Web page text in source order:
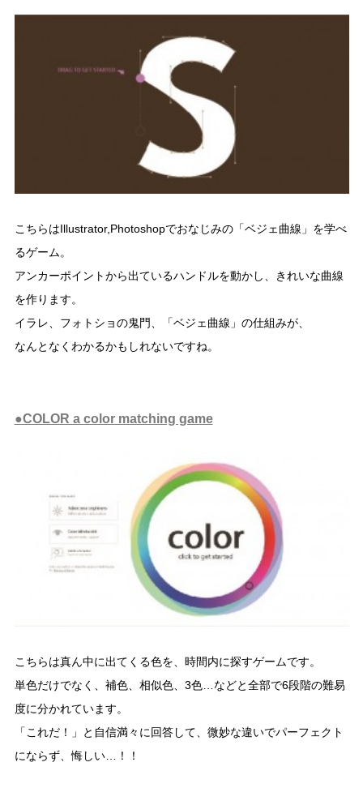
こちらはIllustrator,Photoshopでおなじみの「ベジェ曲線」を学べ
るゲーム。
アンカーポイントから出ているハンドルを動かし、きれいな曲線
を作ります。
イラレ、フォトショの鬼門、「ベジェ曲線」の仕組みが、
なんとなくわかるかもしれないですね。
●COLOR a color matching game
こちらは真ん中に出てくる色を、時間内に探すゲームです。
単色だけでなく、補色、相似色、3色…などと全部で6段階の難易
度に分かれています。
「これだ！」と自信満々に回答して、微妙な違いでパーフェクト
にならず、悔しい…！！